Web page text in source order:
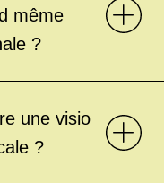
même
?
une visio
?